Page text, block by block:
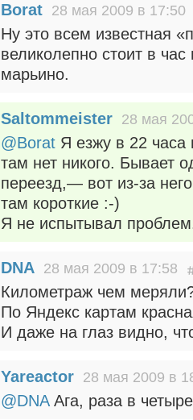
Borat 28 мая 2009 в 17:50
Ну это всем известная
великолепно стоит в
марьино.
Saltommeister 28 мая
@Borat Я езжу в 22 часа
там нет никого. Бывает
переезд,— вот из-за
там короткие :-)
Я не испытывал
DNA 28 мая 2009 в 17:58
Километраж чем
По Яндекс картам
И даже на глаз видно,
Yareactor 28 мая 2009 в
@DNAАга, раза в